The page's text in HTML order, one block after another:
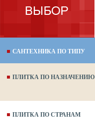
Leo -10%
САНТЕХНИКА ПО ТИПУ
ПЛИТКА ПО НАЗНАЧЕНИЮ
ПЛИТКА ПО СТРАНАМ